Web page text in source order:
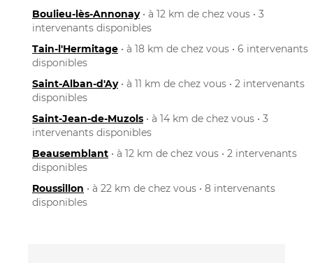
Boulieu-lès-Annonay• à 12 km de chez vous • 3
intervenants disponibles
Tain-l'Hermitage • à 18 km de chez vous • 6 intervenants
disponibles
Saint-Alban-d'Ay• à 11 km de chez vous • 2 intervenants
disponibles
Saint-Jean-de-Muzols • à 14 km de chez vous • 3
intervenants disponibles
Beausemblant • à 12 km de chez vous • 2 intervenants
disponibles
Roussillon • à 22 km de chez vous • 8 intervenants
disponibles